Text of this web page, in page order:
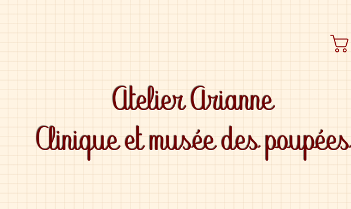
Atelier Arianne
Clinique et musée des poupées